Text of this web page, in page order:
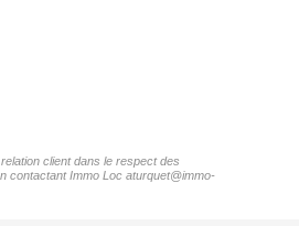
client dans le respect des
contactant Immo Loc aturquet@immo-